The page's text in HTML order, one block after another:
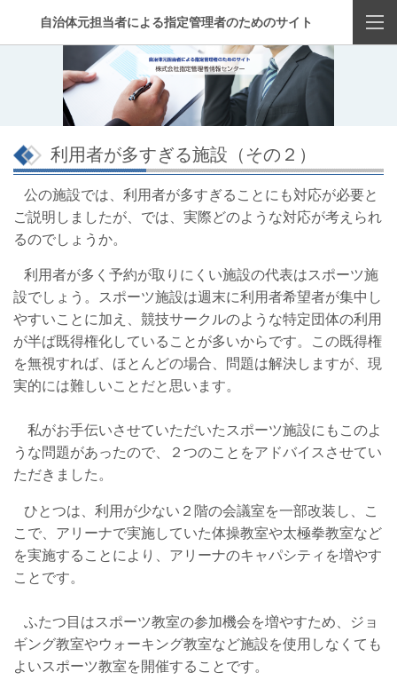
自治体元担当者による指定管理者のためのサイト
利用者が多すぎる施設（その２）
公の施設では、利用者が多すぎることにも対応が必要と
ご説明しましたが、では、実際どのような対応が考えられ
るのでしょうか。
利用者が多く予約が取りにくい施設の代表はスポーツ施
設でしょう。スポーツ施設は週末に利用者希望者が集中し
やすいことに加え、競技サークルのような特定団体の利用
が半ば既得権化していることが多いからです。この既得権
を無視すれば、ほとんどの場合、問題は解決しますが、現
実的には難しいことだと思います。
私がお手伝いさせていただいたスポーツ施設にもこのよ
うな問題があったので、２つのことをアドバイスさせてい
ただきました。
ひとつは、利用が少ない２階の会議室を一部改装し、こ
こで、アリーナで実施していた体操教室や太極拳教室など
を実施することにより、アリーナのキャパシティを増やす
ことです。
ふたつ目はスポーツ教室の参加機会を増やすため、ジョ
ギング教室やウォーキング教室など施設を使用しなくても
よいスポーツ教室を開催することです。